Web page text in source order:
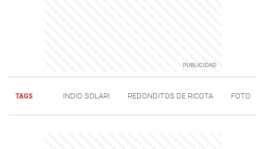
TAGS INDIO SOLARI REDONDITOS DE RICOTA FOTO